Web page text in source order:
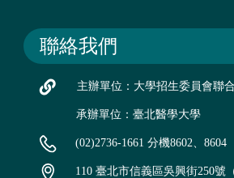
聯絡我們
主辦單位：大學招生委員會聯
承辦單位：臺北醫學大學
(02)2736-1661 分機8602、8604
110 臺北市信義區吳興街250號